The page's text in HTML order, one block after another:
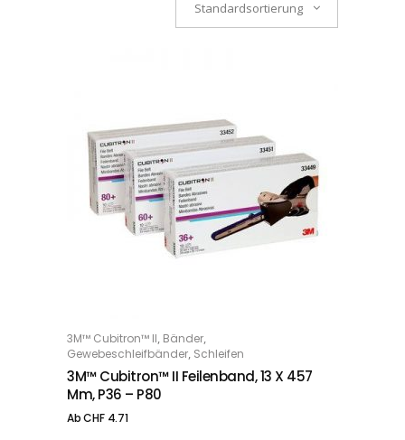
Standardsortierung
OPTIONS
3M™ Cubitron™ II, Bänder,
Gewebeschleifbänder, Schleifen
3M™ Cubitron™ II Feilenband, 13 X 457
Mm, P36 – P80
AbCHF4.71